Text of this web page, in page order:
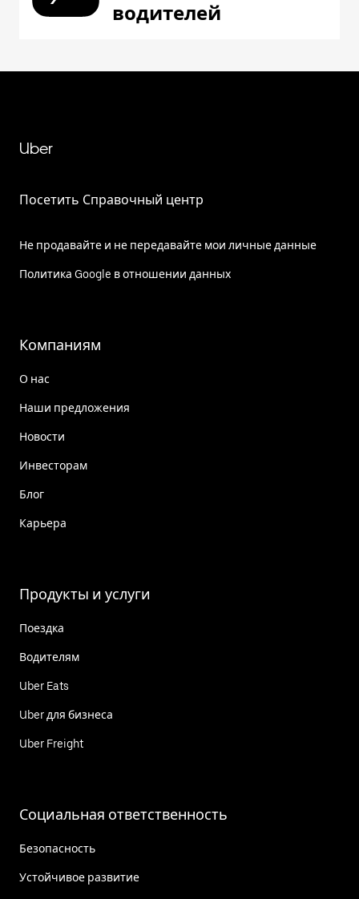
водителей
Uber
Посетить Справочный центр
Не продавайте и не передавайте мои личные данные
Политика Google в отношении данных
Компаниям
О нас
Наши предложения
Новости
Инвесторам
Блог
Карьера
Продукты и услуги
Поездка
Водителям
Uber Eats
Uber для бизнеса
Uber Freight
Социальная ответственность
Безопасность
Устойчивое развитие